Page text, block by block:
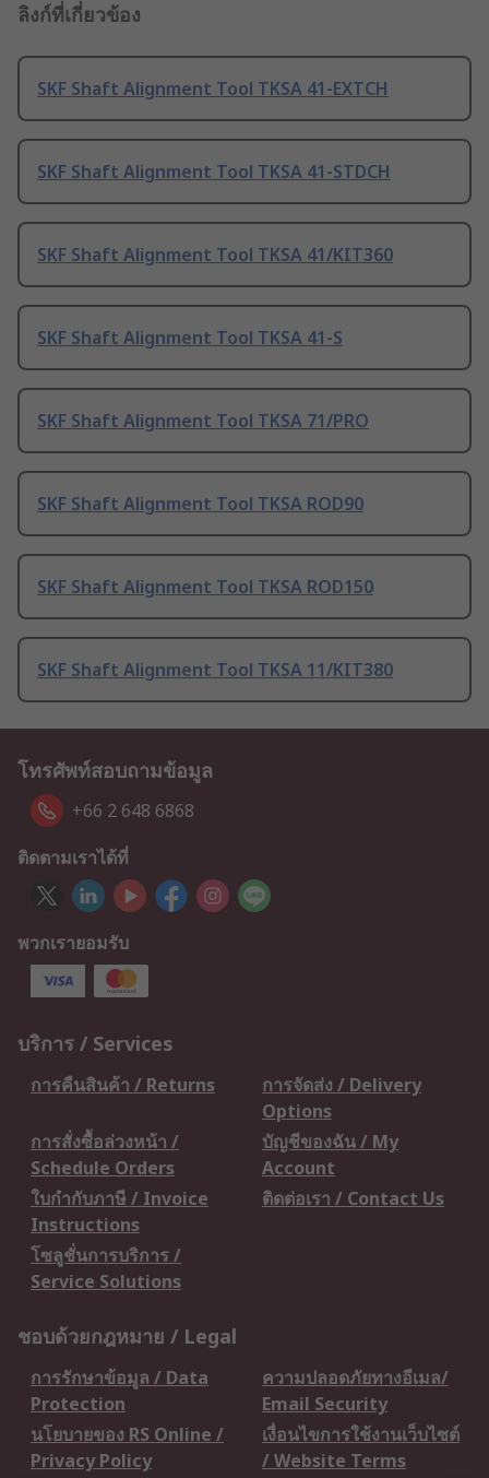
ลิงก์ที่เกี่ยวข้อง
SKF Shaft Alignment Tool TKSA 41-EXTCH
SKF Shaft Alignment Tool TKSA 41-STDCH
SKF Shaft Alignment Tool TKSA 41/KIT360
SKF Shaft Alignment Tool TKSA 41-S
SKF Shaft Alignment Tool TKSA 71/PRO
SKF Shaft Alignment Tool TKSA ROD90
SKF Shaft Alignment Tool TKSA ROD150
SKF Shaft Alignment Tool TKSA 11/KIT380
โทรศัพท์สอบถามข้อมูล
+66 2 648 6868
ติดตามเราได้ที่
พวกเรายอมรับ
บริการ / Services
การคืนสินค้า / Returns
การจัดส่ง / Delivery
Options
การสั่งซื้อล่วงหน้า /
Schedule Orders
บัญชีของฉัน / My
Account
ใบกำกับภาษี / Invoice
Instructions
ติดต่อเรา / Contact Us
โซลูชั่นการบริการ /
Service Solutions
ชอบด้วยกฎหมาย / Legal
การรักษาข้อมูล / Data
Protection
ความปลอดภัยทางอีเมล/
Email Security
นโยบายของ RS Online /
Privacy Policy
เงื่อนไขการใช้งานเว็บไซต์
/ Website Terms